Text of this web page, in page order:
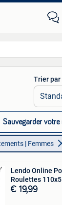
Toutes les
Trier par
Sauvegarder votre
| Femmes
Lendo Online
Roulettes
€ 19,99